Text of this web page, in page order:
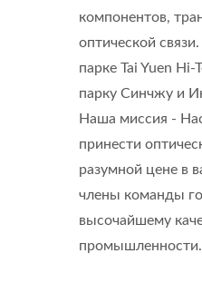
компонентов,
оптической
парке Tai Yuen
парку Синчжу и
Наша миссия -
принести
разумной цене в
члены команды
высочайшему
промышленности.